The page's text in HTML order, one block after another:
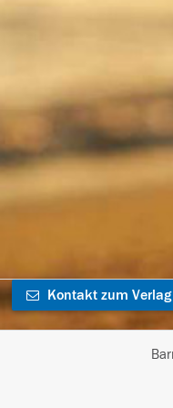
Kontakt zum